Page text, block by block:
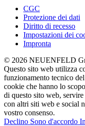
CGC
Protezione dei dati
Diritto di recesso
Impostazioni dei
Impronta
© 2026 NEUENFELD
Questo sito web utilizza
funzionamento tecnico
cookie che hanno lo
di questo sito web,
con altri siti web e social
vostro consenso.
Declino Sono d'accordo